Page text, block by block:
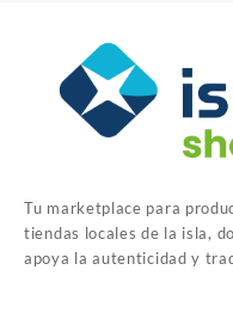
Tu marketplace para
tiendas locales de la isla,
apoya la autenticidad y